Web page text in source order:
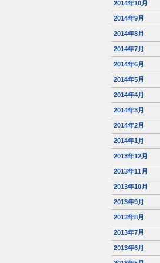
2014年10月
2014年9月
2014年8月
2014年7月
2014年6月
2014年5月
2014年4月
2014年3月
2014年2月
2014年1月
2013年12月
2013年11月
2013年10月
2013年9月
2013年8月
2013年7月
2013年6月